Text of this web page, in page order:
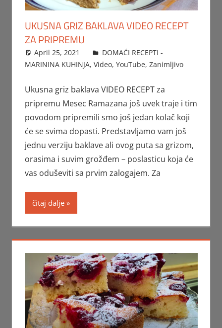
UKUSNA GRIZ BAKLAVA VIDEO RECEPT
ZA PRIPREMU
April 25, 2021 FTorgAdmin
DOMAĆI RECEPTI -
MARININA KUHINJA, Video, YouTube, Zanimljivo
Ukusna griz baklava VIDEO RECEPT za
pripremu Mesec Ramazana još uvek traje i tim
povodom pripremili smo još jedan kolač koji
će se svima dopasti. Predstavljamo vam još
jednu verziju baklave ali ovog puta sa grizom,
orasima i suvim grožđem – poslasticu koja će
vas oduševiti sa prvim zalogajem. Za
čitaj dalje